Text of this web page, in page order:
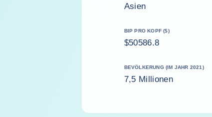
Asien
BIP PRO KOPF ($)
$50586.8
BEVÖLKERUNG (IM JAHR 2021)
7,5 Millionen